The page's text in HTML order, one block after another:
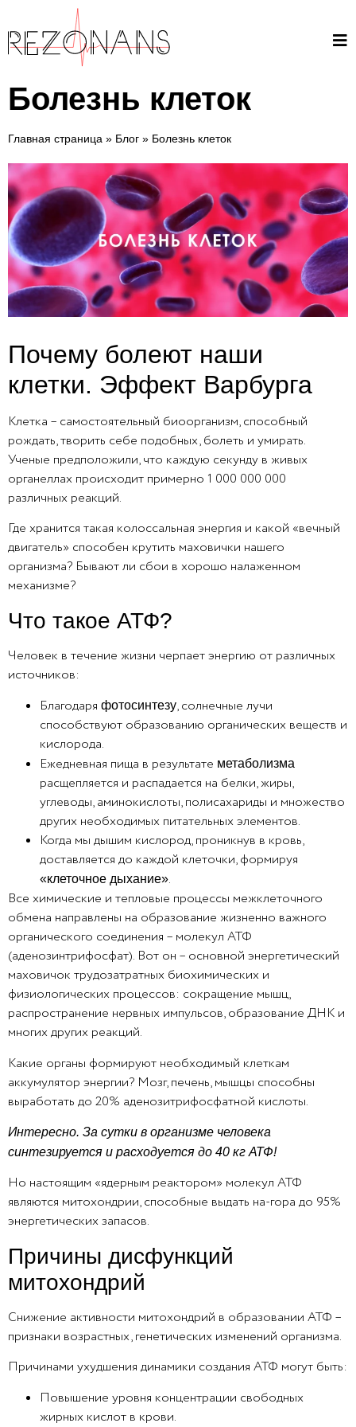
Болезнь клеток
Главная страница » Блог » Болезнь клеток
Почему болеют наши
клетки. Эффект Варбурга
Клетка – самостоятельный биоорганизм, способный
рождать, творить себе подобных, болеть и умирать.
Ученые предположили, что каждую секунду в живых
органеллах происходит примерно 1 000 000 000
различных реакций.
Где хранится такая колоссальная энергия и какой «вечный
двигатель» способен крутить маховички нашего
организма? Бывают ли сбои в хорошо налаженном
механизме?
Что такое АТФ?
Человек в течение жизни черпает энергию от различных
источников:
Благодаря фотосинтезу, солнечные лучи
способствуют образованию органических веществ и
кислорода.
Ежедневная пища в результате метаболизма
расщепляется и распадается на белки, жиры,
углеводы, аминокислоты, полисахариды и множество
других необходимых питательных элементов.
Когда мы дышим кислород, проникнув в кровь,
доставляется до каждой клеточки, формируя
«клеточное дыхание».
Все химические и тепловые процессы межклеточного
обмена направлены на образование жизненно важного
органического соединения – молекул АТФ
(аденозинтрифосфат). Вот он – основной энергетический
маховичок трудозатратных биохимических и
физиологических процессов: сокращение мышц,
распространение нервных импульсов, образование ДНК и
многих других реакций.
Какие органы формируют необходимый клеткам
аккумулятор энергии? Мозг, печень, мышцы способны
выработать до 20% аденозитрифосфатной кислоты.
Интересно. За сутки в организме человека
синтезируется и расходуется до 40 кг АТФ!
Но настоящим «ядерным реактором» молекул АТФ
являются митохондрии, способные выдать на-гора до 95%
энергетических запасов.
Причины дисфункций
митохондрий
Снижение активности митохондрий в образовании АТФ –
признаки возрастных, генетических изменений организма.
Причинами ухудшения динамики создания АТФ могут быть:
Повышение уровня концентрации свободных
жирных кислот в крови.